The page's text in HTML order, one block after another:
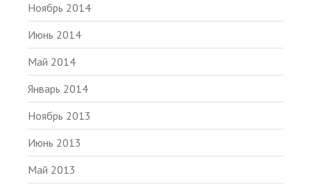
Ноябрь 2014
Июнь 2014
Май 2014
Январь 2014
Ноябрь 2013
Июнь 2013
Май 2013